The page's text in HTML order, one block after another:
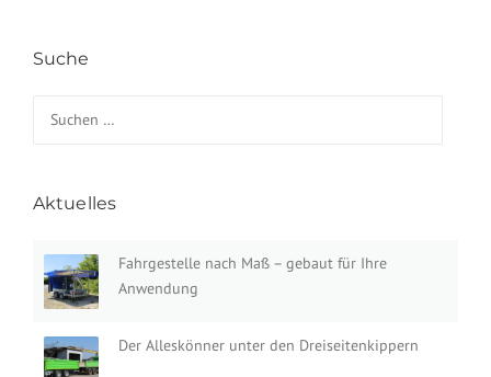
Suche
Aktuelles
Fahrgestelle nach Maß – gebaut für Ihre
Anwendung
Der Alleskönner unter den Dreiseitenkippern